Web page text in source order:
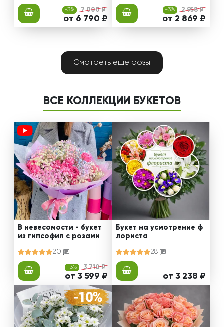
-3% 7 000 ₽
от 6 790 ₽
-3% 2 958 ₽
от 2 869 ₽
Смотреть еще розы
ВСЕ КОЛЛЕКЦИИ БУКЕТОВ
В невесомости - букет
из гипсофил с розами
20
-3% 3 710 ₽
от 3 599 ₽
Букет на усмотрение ф
лориста
28
от 3 238 ₽